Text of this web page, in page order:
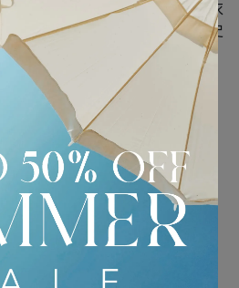
、俏皮與現代感設計，推出成衣
有女性魅力，成為當代兼具歷史
表。
寄送